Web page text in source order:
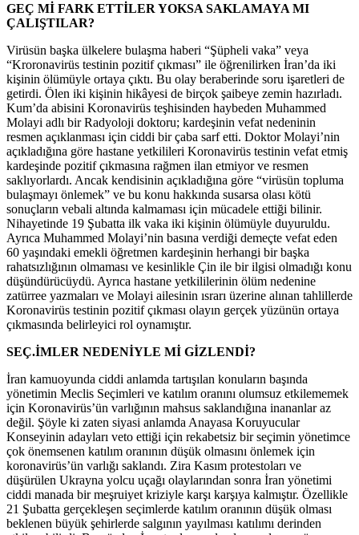
GEÇ Mİ FARK ETTİLER YOKSA SAKLAMAYA MI
ÇALIŞTILAR?
Virüsün başka ülkelere bulaşma haberi “Şüpheli vaka” veya
“Kroronavirüs testinin pozitif çıkması” ile öğrenilirken İran’da iki
kişinin ölümüyle ortaya çıktı. Bu olay beraberinde soru işaretleri de
getirdi. Ölen iki kişinin hikâyesi de birçok şaibeye zemin hazırladı.
Kum’da abisini Koronavirüs teşhisinden haybeden Muhammed
Molayi adlı bir Radyoloji doktoru; kardeşinin vefat nedeninin
resmen açıklanması için ciddi bir çaba sarf etti. Doktor Molayi’nin
açıkladığına göre hastane yetkilileri Koronavirüs testinin vefat etmiş
kardeşinde pozitif çıkmasına rağmen ilan etmiyor ve resmen
saklıyorlardı. Ancak kendisinin açıkladığına göre “virüsün topluma
bulaşmayı önlemek” ve bu konu hakkında susarsa olası kötü
sonuçların vebali altında kalmaması için mücadele ettiği bilinir.
Nihayetinde 19 Şubatta ilk vaka iki kişinin ölümüyle duyuruldu.
Ayrıca Muhammed Molayi’nin basına verdiği demeçte vefat eden
60 yaşındaki emekli öğretmen kardeşinin herhangi bir başka
rahatsızlığının olmaması ve kesinlikle Çin ile bir ilgisi olmadığı konu
düşündürücüydü. Ayrıca hastane yetkililerinin ölüm nedenine
zatürree yazmaları ve Molayi ailesinin ısrarı üzerine alınan tahlillerde
Koronavirüs testinin pozitif çıkması olayın gerçek yüzünün ortaya
çıkmasında belirleyici rol oynamıştır.
SEÇ.İMLER NEDENİYLE Mİ GİZLENDİ?
İran kamuoyunda ciddi anlamda tartışılan konuların başında
yönetimin Meclis Seçimleri ve katılım oranını olumsuz etkilememek
için Koronavirüs’ün varlığının mahsus saklandığına inananlar az
değil. Şöyle ki zaten siyasi anlamda Anayasa Koruyucular
Konseyinin adayları veto ettiği için rekabetsiz bir seçimin yönetimce
çok önemsenen katılım oranının düşük olmasını önlemek için
koronavirüs’ün varlığı saklandı. Zira Kasım protestoları ve
düşürülen Ukrayna yolcu uçağı olaylarından sonra İran yönetimi
ciddi manada bir meşruiyet kriziyle karşı karşıya kalmıştır. Özellikle
21 Şubatta gerçekleşen seçimlerde katılım oranının düşük olması
beklenen büyük şehirlerde salgının yayılması katılımı derinden